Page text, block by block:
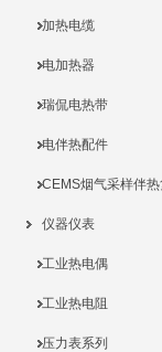
加热电缆
电加热器
瑞侃电热带
电伴热配件
CEMS烟气采样伴热
仪器仪表
工业热电偶
工业热电阻
压力表系列